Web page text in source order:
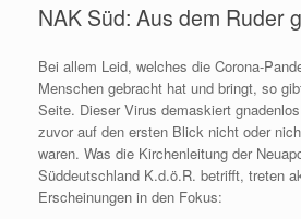
NAK Süd: Aus dem Ruder
Bei allem Leid, welches die Corona-
Menschen gebracht hat und bringt, so
Seite. Dieser Virus demaskiert
zuvor auf den ersten Blick nicht oder
waren. Was die Kirchenleitung der
Süddeutschland K.d.ö.R. betrifft, treten
Erscheinungen in den Fokus: